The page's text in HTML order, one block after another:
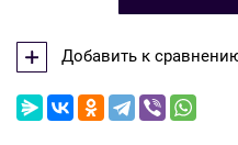
Добавить к